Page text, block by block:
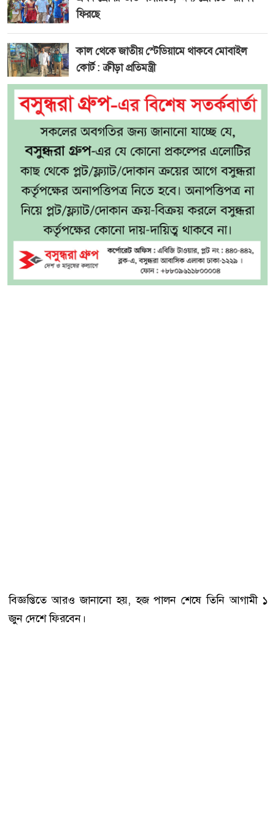
ফিরছে
কাল থেকে জাতীয় স্টেডিয়ামে থাকবে মোবাইল
কোর্ট : ক্রীড়া প্রতিমন্ত্রী
বিজ্ঞপ্তিতে আরও জানানো হয়, হজ পালন শেষে তিনি আগামী ১
জুন দেশে ফিরবেন।